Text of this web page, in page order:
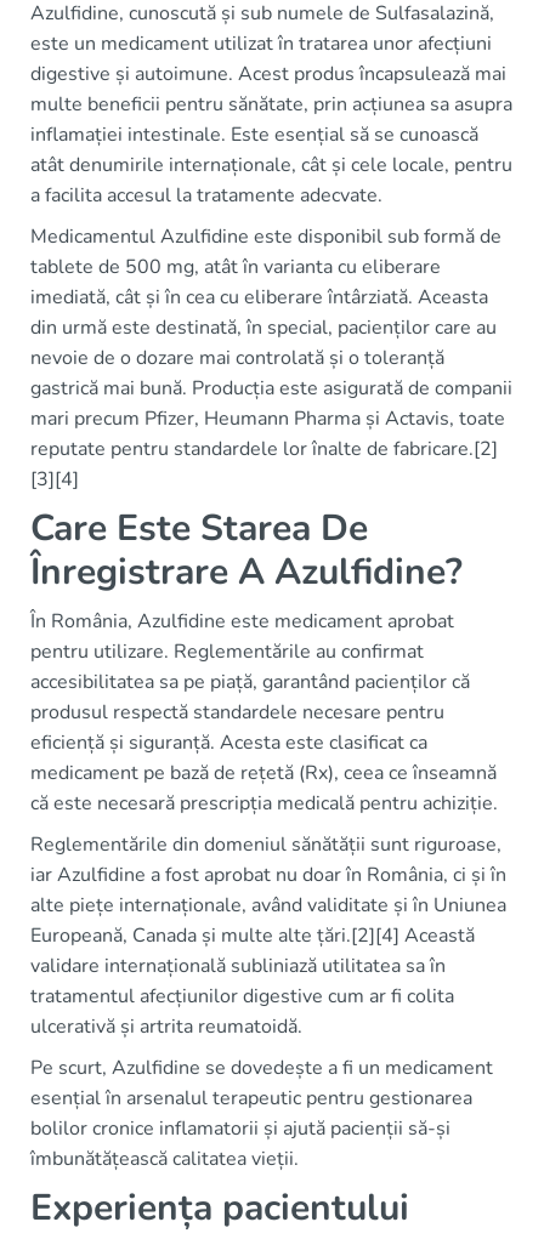
Azulfidine, cunoscută și sub numele de Sulfasalazină,
este un medicament utilizat în tratarea unor afecțiuni
digestive și autoimune. Acest produs încapsulează mai
multe beneficii pentru sănătate, prin acțiunea sa asupra
inflamației intestinale. Este esențial să se cunoască
atât denumirile internaționale, cât și cele locale, pentru
a facilita accesul la tratamente adecvate.
Medicamentul Azulfidine este disponibil sub formă de
tablete de 500 mg, atât în varianta cu eliberare
imediată, cât și în cea cu eliberare întârziată. Aceasta
din urmă este destinată, în special, pacienților care au
nevoie de o dozare mai controlată și o toleranță
gastrică mai bună. Producția este asigurată de companii
mari precum Pfizer, Heumann Pharma și Actavis, toate
reputate pentru standardele lor înalte de fabricare.[2]
[3][4]
Care Este Starea De
Înregistrare A Azulfidine?
În România, Azulfidine este medicament aprobat
pentru utilizare. Reglementările au confirmat
accesibilitatea sa pe piață, garantând pacienților că
produsul respectă standardele necesare pentru
eficiență și siguranță. Acesta este clasificat ca
medicament pe bază de rețetă (Rx), ceea ce înseamnă
că este necesară prescripția medicală pentru achiziție.
Reglementările din domeniul sănătății sunt riguroase,
iar Azulfidine a fost aprobat nu doar în România, ci și în
alte piețe internaționale, având validitate și în Uniunea
Europeană, Canada și multe alte țări.[2][4] Această
validare internațională subliniază utilitatea sa în
tratamentul afecțiunilor digestive cum ar fi colita
ulcerativă și artrita reumatoidă.
Pe scurt, Azulfidine se dovedește a fi un medicament
esențial în arsenalul terapeutic pentru gestionarea
bolilor cronice inflamatorii și ajută pacienții să-și
îmbunătățească calitatea vieții.
Experiența pacientului